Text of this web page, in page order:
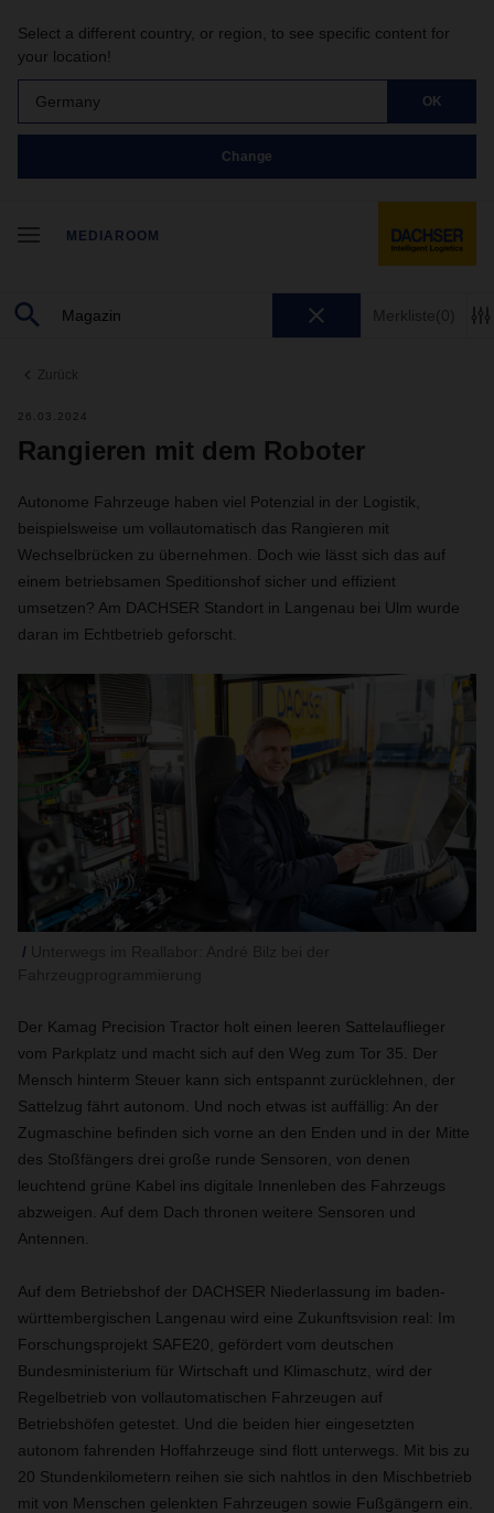
Select a different country, or region, to see specific content for
your location!
Germany OK
Change
MEDIAROOM
Merkliste(0)
Zurück
26.03.2024
Rangieren mit dem Roboter
Autonome Fahrzeuge haben viel Potenzial in der Logistik,
beispielsweise um vollautomatisch das Rangieren mit
Wechselbrücken zu übernehmen. Doch wie lässt sich das auf
einem betriebsamen Speditionshof sicher und effizient
umsetzen? Am DACHSER Standort in Langenau bei Ulm wurde
daran im Echtbetrieb geforscht.
Der Kamag Precision Tractor holt einen leeren Sattelauflieger
vom Parkplatz und macht sich auf den Weg zum Tor 35. Der
Mensch hinterm Steuer kann sich entspannt zurücklehnen, der
Sattelzug fährt autonom. Und noch etwas ist auffällig: An der
Zugmaschine befinden sich vorne an den Enden und in der Mitte
des Stoßfängers drei große runde Sensoren, von denen
leuchtend grüne Kabel ins digitale Innenleben des Fahrzeugs
abzweigen. Auf dem Dach thronen weitere Sensoren und
Antennen.
Auf dem Betriebshof der DACHSER Niederlassung im baden-
württembergischen Langenau wird eine Zukunftsvision real: Im
Forschungsprojekt SAFE20, gefördert vom deutschen
Bundesministerium für Wirtschaft und Klimaschutz, wird der
Regelbetrieb von vollautomatischen Fahrzeugen auf
Betriebshöfen getestet. Und die beiden hier eingesetzten
autonom fahrenden Hoffahrzeuge sind flott unterwegs. Mit bis zu
20 Stundenkilometern reihen sie sich nahtlos in den Mischbetrieb
mit von Menschen gelenkten Fahrzeugen sowie Fußgängern ein.